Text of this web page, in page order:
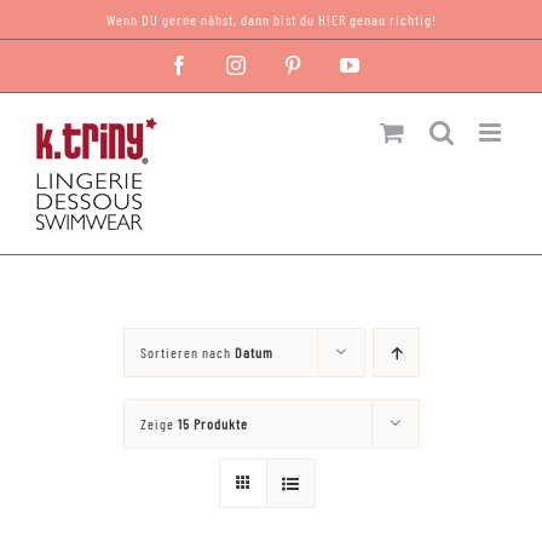
Inhalt
Wenn DU gerne nähst, dann bist du HIER genau richtig!
FacebookInstagramPinterest
Sortieren nach Datum
Zeige 15 Produkte